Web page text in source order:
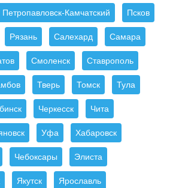
Петропавловск-Камчатский Псков
Рязань Салехард Самара
Смоленск Ставрополь
Тверь Томск Тула
Черкесск Чита
Уфа Хабаровск
Чебоксары Элиста
Якутск Ярославль